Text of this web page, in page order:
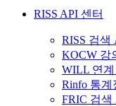
RISS API 센터
RISS 검색
KOCW 강
WILL 연
Rinfo 통계
FRIC 검색